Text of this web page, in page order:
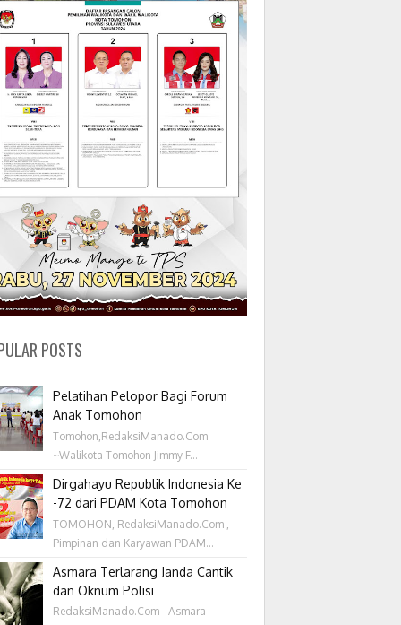
POSTS
Pelatihan Pelopor Bagi Forum
Anak Tomohon
Tomohon,RedaksiManado.Com
~Walikota Tomohon Jimmy F...
Dirgahayu Republik Indonesia Ke
-72 dari PDAM Kota Tomohon
TOMOHON, RedaksiManado.Com ,
Pimpinan dan Karyawan PDAM...
Asmara Terlarang Janda Cantik
dan Oknum Polisi
RedaksiManado.Com - Asmara